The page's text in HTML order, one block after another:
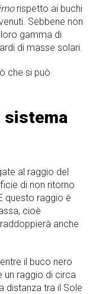
rispetto ai buchi
Sebbene non
gamma di
di masse solari.
che si può
sistema
al raggio del
di non ritorno
questo raggio è
cioè
anche
il buco nero
un raggio di circa
distanza tra il Sole